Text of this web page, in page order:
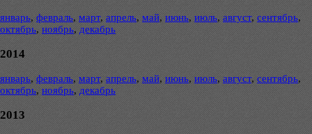
январь, февраль, март, апрель, май, июнь, июль, август, сентябрь,
октябрь, ноябрь, декабрь
2014
январь, февраль, март, апрель, май, июнь, июль, август, сентябрь,
октябрь, ноябрь, декабрь
2013